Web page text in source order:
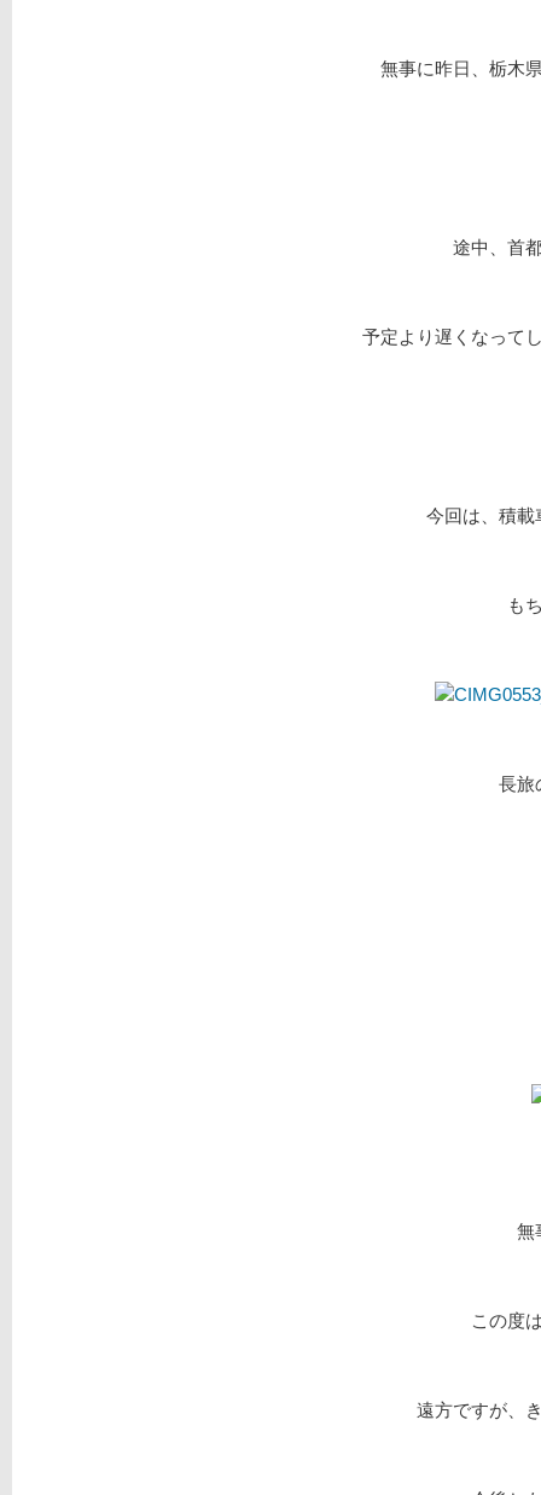
無事に昨日、栃木
途中、首
予定より遅くなって
今回は、積載
も
長旅
無
この度
遠方ですが、